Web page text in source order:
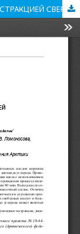
ПОЛУЧЕНИЕ МАСЛА ИЗ ЯГОД МОРОШКИ ЭКСТРАКЦИЕЙ СВЕРХКРИТИЧЕСКИМ ДИОКСИДОМ УГЛЕРОДА